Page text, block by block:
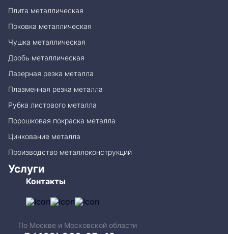
Плита металлическая
Поковка металлическая
Чушка металлическая
Дробь металлическая
Лазерная резка металла
Плазменная резка металла
Рубка листового металла
Порошковая покраска металла
Цинкование металла
Производство металлоконструкций
Услуги
Контакты
По Москве и Московской области